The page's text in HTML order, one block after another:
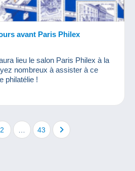
avant Paris Philex
lieu le salon Paris Philex à la
nombreux à assister à ce
philatélie !
2 43